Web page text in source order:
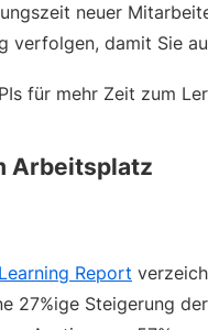
neuer
verfolgen, damit Sie
Arbeitsplatz
Report
27%ige Steigerung